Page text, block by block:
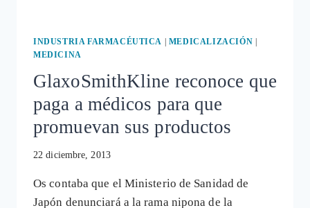
INDUSTRIA FARMACÉUTICA | MEDICALIZACIÓN |
MEDICINA
GlaxoSmithKline reconoce que
paga a médicos para que
promuevan sus productos
22 diciembre, 2013
Os contaba que el Ministerio de Sanidad de
Japón denunciará a la rama nipona de la